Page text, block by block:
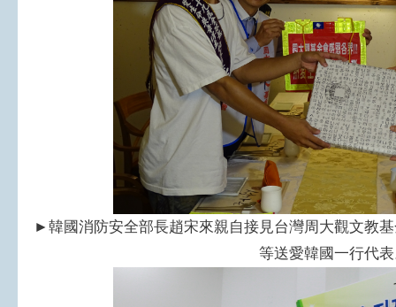
►韓國消防安全部長趙宋來親自接見台灣周大觀文教
等送愛韓國一行代